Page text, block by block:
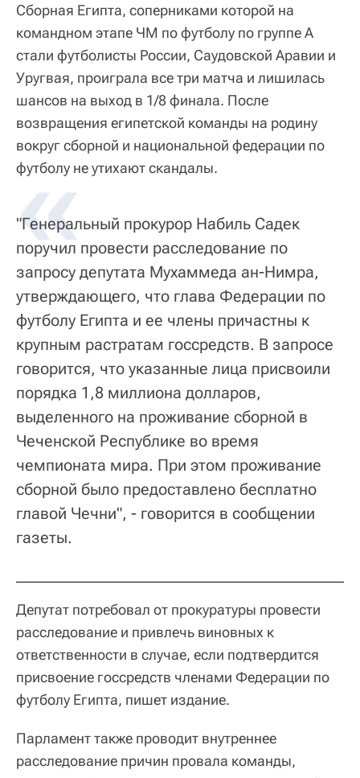
Сборная Египта, соперниками которой на
командном этапе ЧМ по футболу по группе А
стали футболисты России, Саудовской Аравии и
Уругвая, проиграла все три матча и лишилась
шансов на выход в 1/8 финала. После
возвращения египетской команды на родину
вокруг сборной и национальной федерации по
футболу не утихают скандалы.
"Генеральный прокурор Набиль Садек
поручил провести расследование по
запросу депутата Мухаммеда ан-Нимра,
утверждающего, что глава Федерации по
футболу Египта и ее члены причастны к
крупным растратам госсредств. В запросе
говорится, что указанные лица присвоили
порядка 1,8 миллиона долларов,
выделенного на проживание сборной в
Чеченской Республике во время
чемпионата мира. При этом проживание
сборной было предоставлено бесплатно
главой Чечни", - говорится в сообщении
газеты.
Депутат потребовал от прокуратуры провести
расследование и привлечь виновных к
ответственности в случае, если подтвердится
присвоение госсредств членами Федерации по
футболу Египта, пишет издание.
Парламент также проводит внутреннее
расследование причин провала команды,